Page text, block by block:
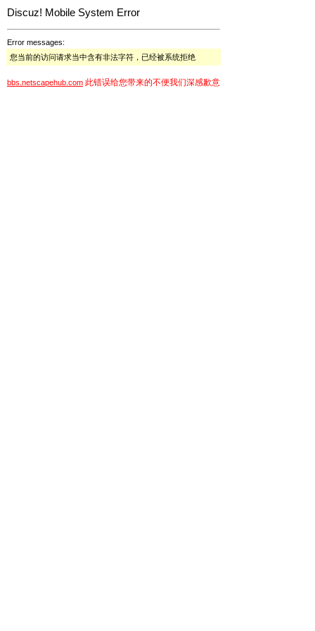
Discuz! Mobile System Error
Error messages:
您当前的访问请求当中含有非法字符，已经被系统拒绝
bbs.netscapehub.com 此错误给您带来的不便我们深感歉意